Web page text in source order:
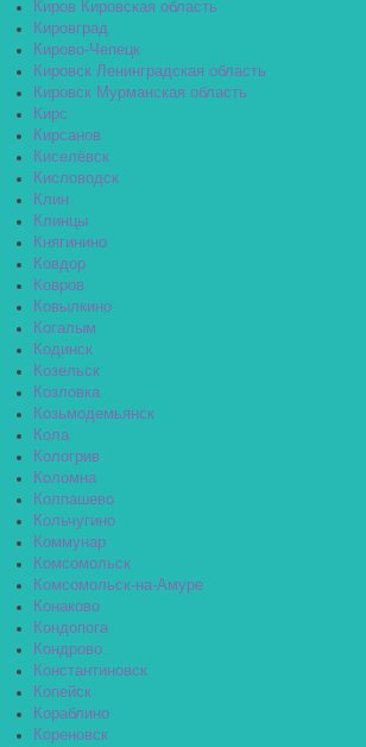
Киров Кировская область
Кировград
Кирово-Чепецк
Кировск Ленинградская область
Кировск Мурманская область
Кирс
Кирсанов
Киселёвск
Кисловодск
Клин
Клинцы
Княгинино
Ковдор
Ковров
Ковылкино
Когалым
Кодинск
Козельск
Козловка
Козьмодемьянск
Кола
Кологрив
Коломна
Колпашево
Кольчугино
Коммунар
Комсомольск
Комсомольск-на-Амуре
Конаково
Кондопога
Кондрово
Константиновск
Копейск
Кораблино
Кореновск